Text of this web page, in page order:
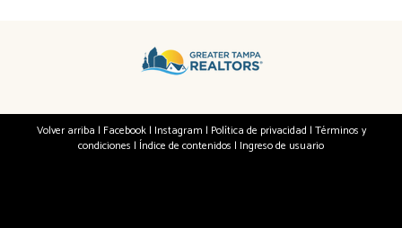
Volver arriba | Facebook| Instagram | Política de privacidad | Términos y
condiciones | Índice de contenidos | Ingreso de usuario